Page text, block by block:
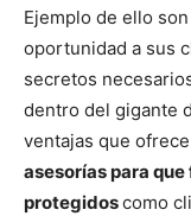
Ejemplo de ello
oportunidad a sus
secretos
dentro del gigante
ventajas que
asesorías para
protegidoscomo